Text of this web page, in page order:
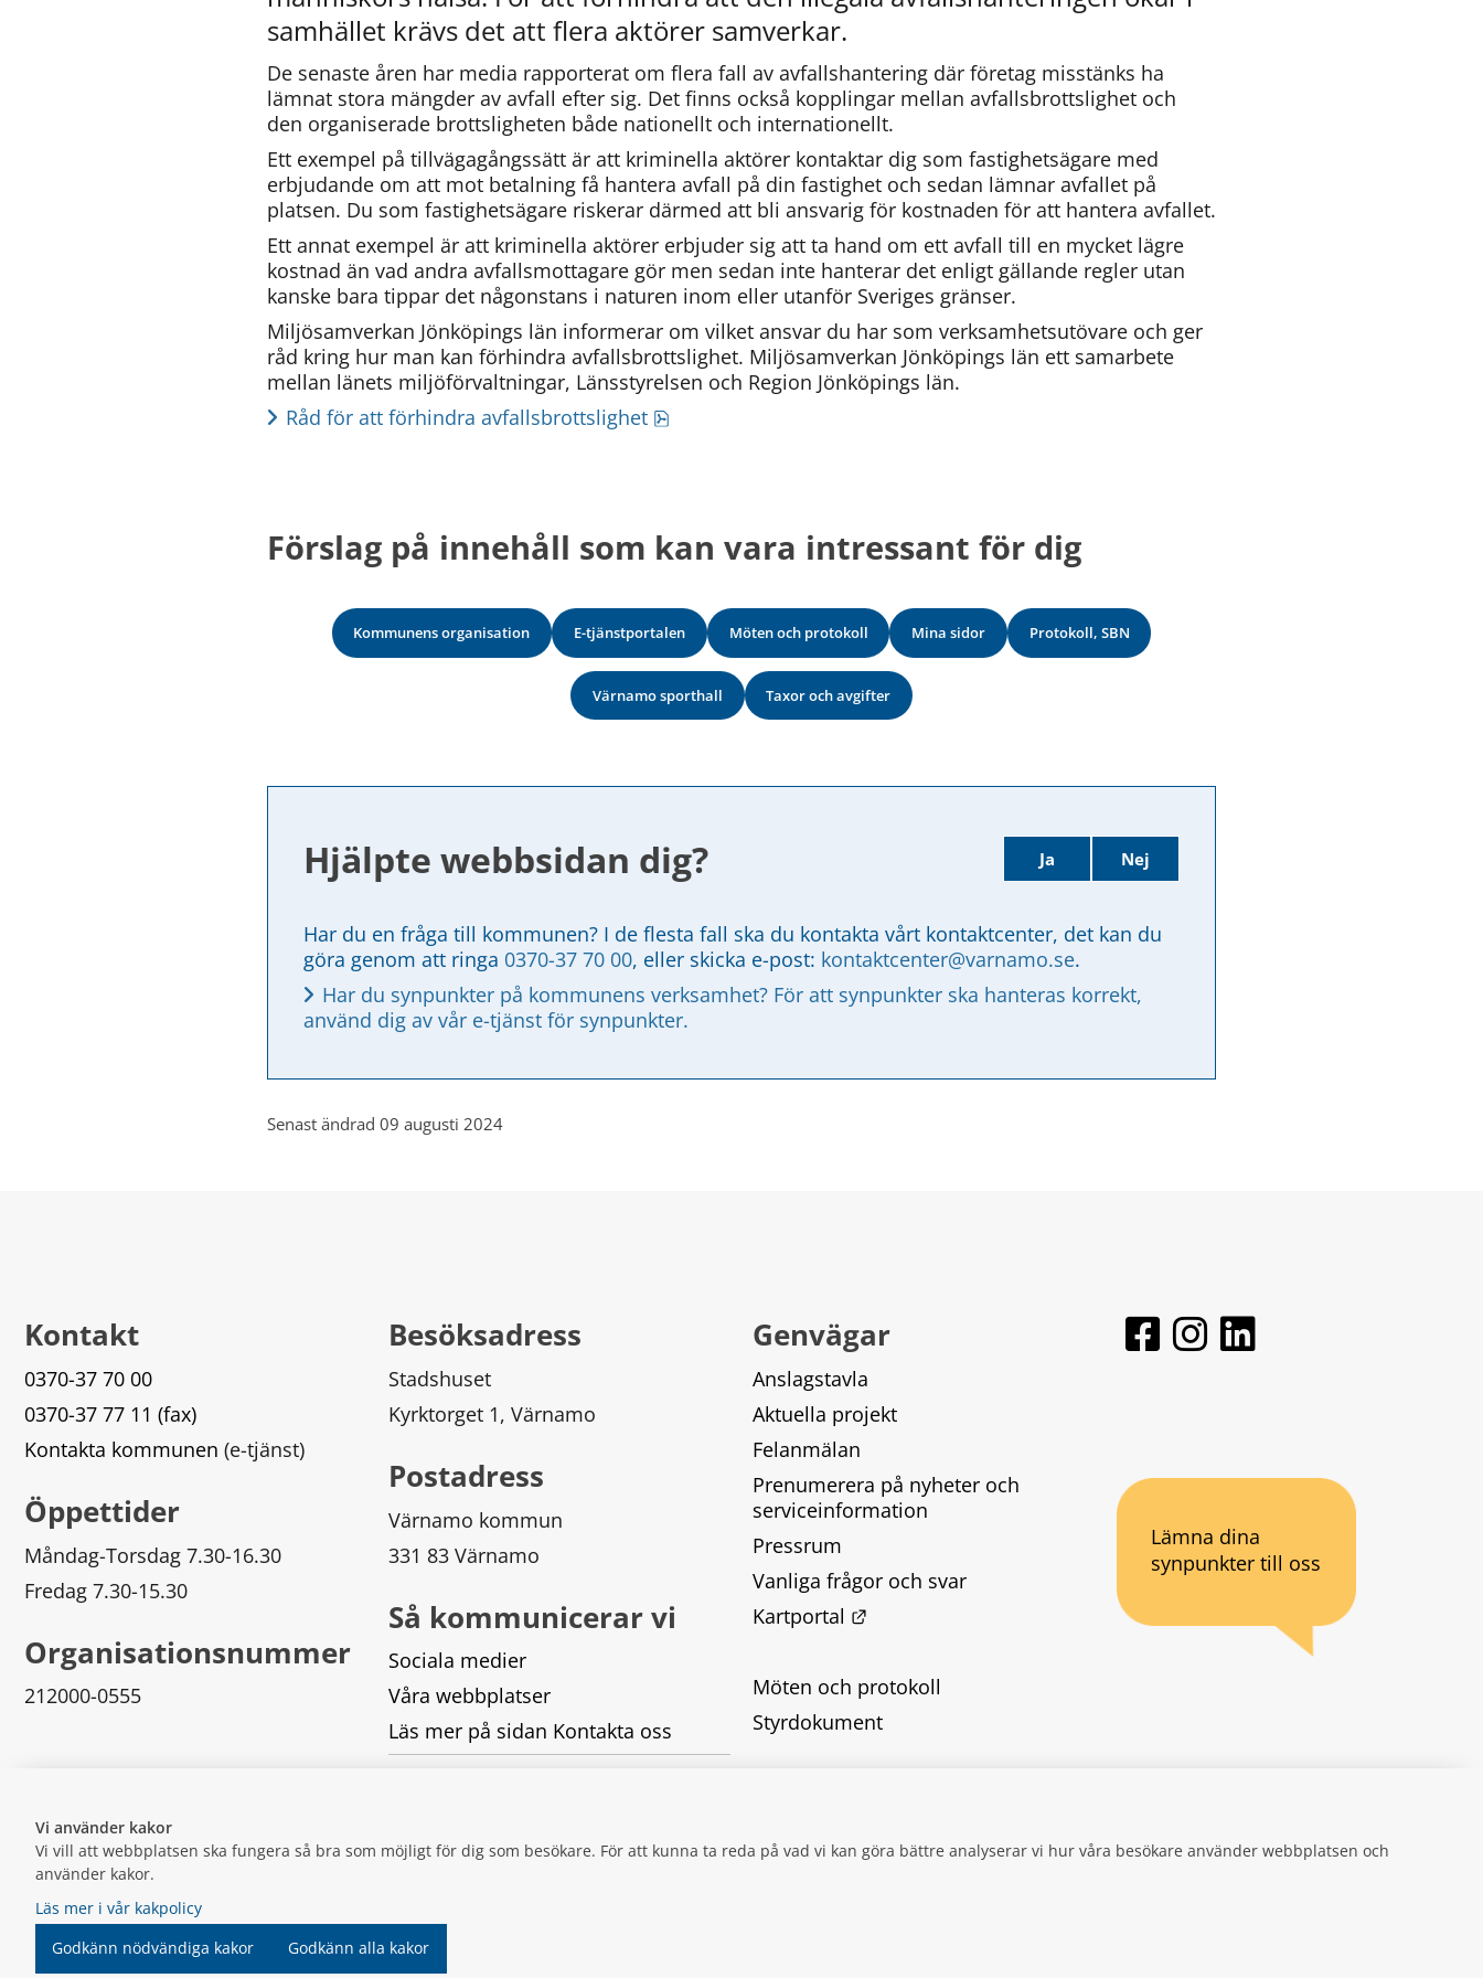
Vi använder kakor
Vi vill att webbplatsen ska fungera så bra som möjligt för dig som besökare. För att kunna ta reda på vad vi kan göra bättre analyserar vi hur våra besökare använder webbplatsen och
använder kakor.
Läs mer i vår kakpolicy
Godkänn nödvändiga kakor
Godkänn alla kakor
samhället krävs det att flera aktörer samverkar.
De senaste åren har media rapporterat om flera fall av avfallshantering där företag misstänks ha
lämnat stora mängder av avfall efter sig. Det finns också kopplingar mellan avfallsbrottslighet och
den organiserade brottsligheten både nationellt och internationellt.
Ett exempel på tillvägagångssätt är att kriminella aktörer kontaktar dig som fastighetsägare med
erbjudande om att mot betalning få hantera avfall på din fastighet och sedan lämnar avfallet på
platsen. Du som fastighetsägare riskerar därmed att bli ansvarig för kostnaden för att hantera avfallet.
Ett annat exempel är att kriminella aktörer erbjuder sig att ta hand om ett avfall till en mycket lägre
kostnad än vad andra avfallsmottagare gör men sedan inte hanterar det enligt gällande regler utan
kanske bara tippar det någonstans i naturen inom eller utanför Sveriges gränser.
Miljösamverkan Jönköpings län informerar om vilket ansvar du har som verksamhetsutövare och ger
råd kring hur man kan förhindra avfallsbrottslighet. Miljösamverkan Jönköpings län ett samarbete
mellan länets miljöförvaltningar, Länsstyrelsen och Region Jönköpings län.
Råd för att förhindra avfallsbrottslighet
Förslag på innehåll som kan vara intressant för dig
Kommunens organisation E-tjänstportalen Möten och protokoll Mina sidor Protokoll, SBN
Värnamo sporthall Taxor och avgifter
Hjälpte webbsidan dig? Ja Nej
Har du en fråga till kommunen? I de flesta fall ska du kontakta vårt kontaktcenter, det kan du
göra genom att ringa 0370-37 70 00, eller skicka e-post: kontaktcenter@varnamo.se.
Har du synpunkter på kommunens verksamhet? För att synpunkter ska hanteras korrekt,
använd dig av vår e-tjänst för synpunkter.
(obligatorisk)
Hur
kan
vi
göra
bättre
för
dig?
Webbadress
till
sidan
bifogas
i
Senast ändrad 09 augusti 2024
Kontakt
0370-37 70 00
0370-37 77 11 (fax)
Kontakta kommunen (e-tjänst)
Öppettider
Måndag-Torsdag 7.30-16.30
Fredag 7.30-15.30
Organisationsnummer
212000-0555
Besöksadress
Stadshuset
Kyrktorget 1, Värnamo
Postadress
Värnamo kommun
331 83 Värnamo
Så kommunicerar vi
Sociala medier
Våra webbplatser
Läs mer på sidan Kontakta oss
Genvägar
Anslagstavla
Aktuella projekt
Felanmälan
Prenumerera på nyheter och
serviceinformation
Pressrum
Vanliga frågor och svar
Kartportal
Möten och protokoll
Styrdokument
Kakor
Lämna dina
synpunkter till oss